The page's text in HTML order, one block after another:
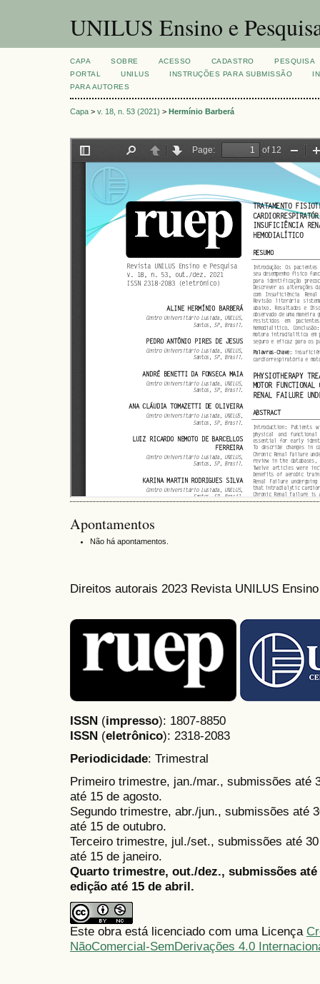
UNILUS Ensino e
CAPA SOBRE ACESSO CADASTRO
PESQUISA
PORTAL
UNILUS INSTRUÇÕES PARA SUBMISSÃO
PARA AUTORES
Capa > v. 18, n. 53 (2021) > Hermínio Barberá
Apontamentos
Não há apontamentos.
Direitos autorais 2023 Revista UNILUS
ISSN (impresso): 1807-8850
ISSN (eletrônico): 2318-2083
Periodicidade: Trimestral
Primeiro trimestre, jan./mar., submissões até
até 15 de agosto.
Segundo trimestre, abr./jun., submissões até
até 15 de outubro.
Terceiro trimestre, jul./set., submissões até
até 15 de janeiro.
Quarto trimestre, out./dez., submissões
edição até 15 de abril.
Este obra está licenciado com uma Licença
NãoComercial-SemDerivações 4.0